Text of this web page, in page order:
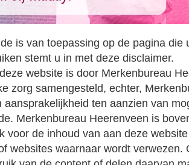
is van toepassing op de pagina die
stemt u in met deze disclaimer.
website is door Merkenbureau
zorg samengesteld, echter,
aansprakelijkheid ten aanzien van
Merkenbureau Heerenveen is
voor de inhoud van aan deze
websites waarnaar wordt verwezen.